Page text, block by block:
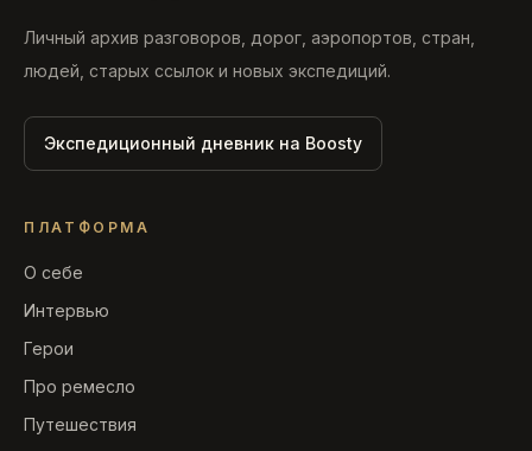
Личный архив разговоров, дорог, аэропортов, стран,
людей, старых ссылок и новых экспедиций.
Экспедиционный дневник на Boosty
ПЛАТФОРМА
О себе
Интервью
Герои
Про ремесло
Путешествия